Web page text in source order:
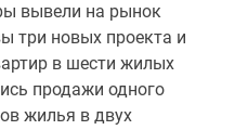
вывели на рынок
три новых проекта и
в шести жилых
продажи одного
жилья в двух